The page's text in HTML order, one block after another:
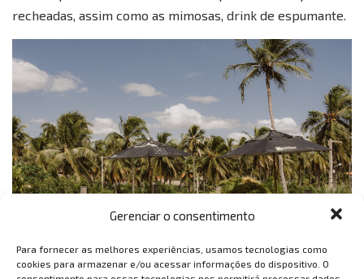
Gerenciar o consentimento
Para fornecer as melhores experiências, usamos tecnologias como
cookies para armazenar e/ou acessar informações do dispositivo. O
recheadas, assim como as mimosas, drink de espumante.